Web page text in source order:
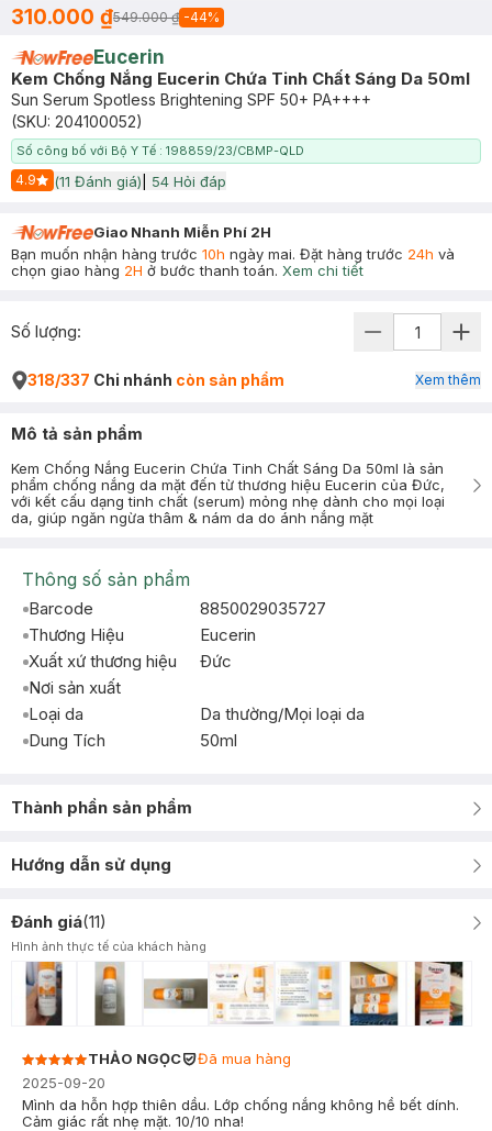
310.000 ₫549.000 ₫ -44%
Eucerin
Kem Chống Nắng Eucerin Chứa Tinh Chất Sáng Da 50ml
Sun Serum Spotless Brightening SPF 50+ PA++++
(SKU: 204100052)
Số công bố với Bộ Y Tế : 198859/23/CBMP-QLD
4.9
Start Icon
(11 Đánh giá) 54 Hỏi đáp
Giao Nhanh Miễn Phí 2H
Bạn muốn nhận hàng trước 10h ngày mai. Đặt hàng trước 24h và
chọn giao hàng 2H ở bước thanh toán. Xem chi tiết
Số lượng:
318/337 Chi nhánh còn sản phẩm Xem thêm
Mô tả sản phẩm
Kem Chống Nắng Eucerin Chứa Tinh Chất Sáng Da 50ml là sản
phẩm chống nắng da mặt đến từ thương hiệu Eucerin của Đức,
với kết cấu dạng tinh chất (serum) mỏng nhẹ dành cho mọi loại
da, giúp ngăn ngừa thâm & nám da do ánh nắng mặt
Thông số sản phẩm
Barcode
8850029035727
Thương Hiệu
Eucerin
Xuất xứ thương hiệu
Ðức
Nơi sản xuất
Loại da
Da thường/Mọi loại da
Dung Tích
50ml
Thành phần sản phẩm
Hướng dẫn sử dụng
Đánh giá(11)
Hình ảnh thực tế của khách hàng
THẢO NGỌC
Đã mua hàng
2025-09-20
Mình da hỗn hợp thiên dầu. Lớp chống nắng không hề bết dính.
Cảm giác rất nhẹ mặt. 10/10 nha!